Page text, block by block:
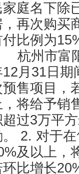
家庭名下除
，再次购买
付比例为
州市富阳
12月31日期
预售项目，
，将给予销
超过3万平
。 2. 对于
及以上，
环比增长